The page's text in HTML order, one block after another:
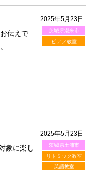
2025年5月23日
茨城県潮来市
ピアノ教室
伝えで
2025年5月23日
茨城県土浦市
リトミック教室
英語教室
象に楽し